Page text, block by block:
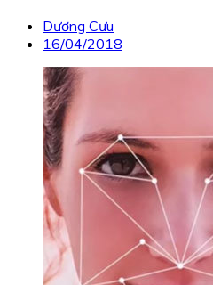
Dương Cưu
16/04/2018